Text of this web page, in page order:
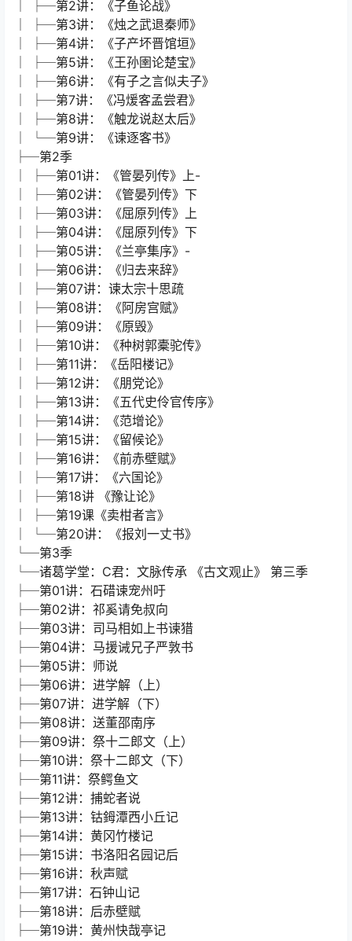
│ ├─第16级 陈情表
│ ├─第17讲
│ ├─第18讲
│ ├─第19讲
│ ├─第1讲：《宫之奇谏假道》
│ ├─第20讲
│ ├─第2讲：《子鱼论战》
│ ├─第3讲：《烛之武退秦师》
│ ├─第4讲：《子产坏晋馆垣》
│ ├─第5讲：《王孙圉论楚宝》
│ ├─第6讲：《有子之言似夫子》
│ ├─第7讲：《冯煖客孟尝君》
│ ├─第8讲：《触龙说赵太后》
│ └─第9讲：《谏逐客书》
├─第2季
│ ├─第01讲：《管晏列传》上-
│ ├─第02讲：《管晏列传》下
│ ├─第03讲：《屈原列传》上
│ ├─第04讲：《屈原列传》下
│ ├─第05讲：《兰亭集序》-
│ ├─第06讲：《归去来辞》
│ ├─第07讲：谏太宗十思疏
│ ├─第08讲：《阿房宫赋》
│ ├─第09讲：《原毁》
│ ├─第10讲：《种树郭橐驼传》
│ ├─第11讲：《岳阳楼记》
│ ├─第12讲：《朋党论》
│ ├─第13讲：《五代史伶官传序》
│ ├─第14讲：《范增论》
│ ├─第15讲：《留候论》
│ ├─第16讲：《前赤壁赋》
│ ├─第17讲：《六国论》
│ ├─第18讲 《豫让论》
│ ├─第19课《卖柑者言》
│ └─第20讲：《报刘一丈书》
└─第3季
└─诸葛学堂：C君：文脉传承 《古文观止》 第三季
├─第01讲：石碏谏宠州吁
├─第02讲：祁奚请免叔向
├─第03讲：司马相如上书谏猎
├─第04讲：马援诫兄子严敦书
├─第05讲：师说
├─第06讲：进学解（上）
├─第07讲：进学解（下）
├─第08讲：送董邵南序
├─第09讲：祭十二郎文（上）
├─第10讲：祭十二郎文（下）
├─第11讲：祭鳄鱼文
├─第12讲：捕蛇者说
├─第13讲：钴鉧潭西小丘记